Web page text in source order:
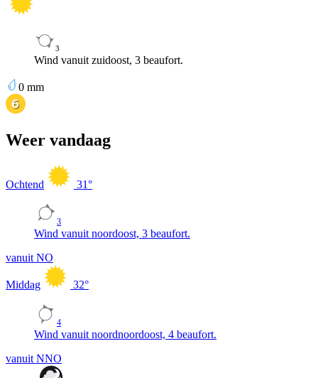
3
Wind vanuit zuidoost, 3 beaufort.
0 mm
Weer vandaag
Ochtend 31°
3
Wind vanuit noordoost, 3 beaufort.
vanuit NO
Middag 32°
4
Wind vanuit noordnoordoost, 4 beaufort.
vanuit NNO